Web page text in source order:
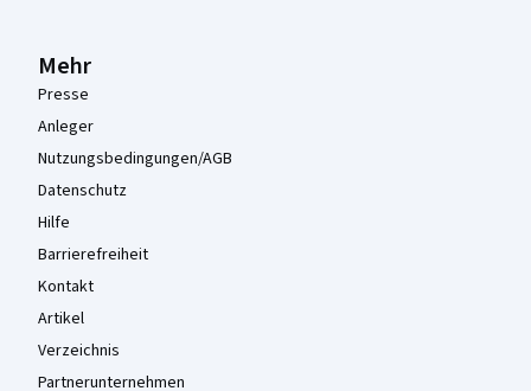
Mehr
Presse
Anleger
Nutzungsbedingungen/AGB
Datenschutz
Hilfe
Barrierefreiheit
Kontakt
Artikel
Verzeichnis
Partnerunternehmen